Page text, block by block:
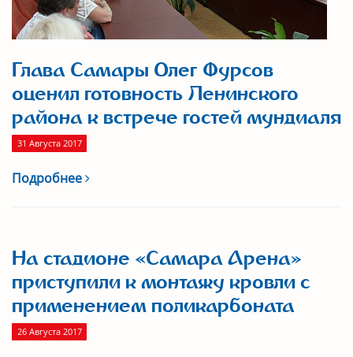
Глава Самары Олег Фурсов
оценил готовность Ленинского
района к встрече гостей мундиаля
31 Августа 2017
Подробнее
На стадионе «Самара Арена»
приступили к монтажу кровли с
применением поликарбоната
26 Августа 2017